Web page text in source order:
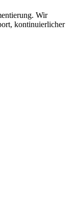
Wir
kontinuierlicher